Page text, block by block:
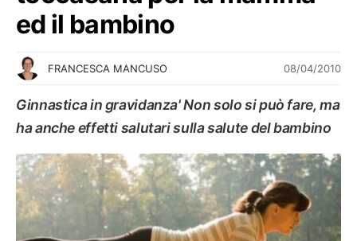
ed il bambino
FRANCESCA MANCUSO 08/04/2010
Ginnastica in gravidanza' Non solo si può fare, ma
ha anche effetti salutari sulla salute del bambino
MAMMA